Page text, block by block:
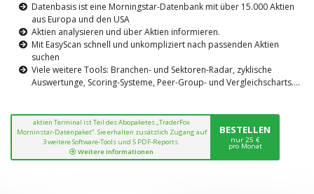
Datenbasis ist eine Morningstar-Datenbank mit über 15.000 Aktien
aus Europa und den USA
Aktien analysieren und über Aktien informieren.
Mit EasyScan schnell und unkompliziert nach passenden Aktien
suchen
Viele weitere Tools: Branchen- und Sektoren-Radar, zyklische
Auswertunge, Scoring-Systeme, Peer-Group- und Vergleichscharts....
aktien Terminal ist Teil des Abopaketes „TraderFox
Morninstar-Datenpaket“. Sie erhalten zusätzlich Zugang auf
3 weitere Software-Tools und 5 PDF-Reports.
Weitere Informationen
BESTELLEN
nur 25 €
pro Monat